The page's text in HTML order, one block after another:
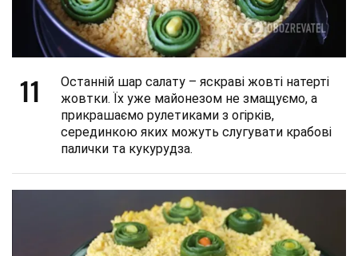
11
Останній шар салату – яскраві жовті натерті
жовтки. Їх уже майонезом не змащуємо, а
прикрашаємо рулетиками з огірків,
серединкою яких можуть слугувати крабові
палички та кукурудза.